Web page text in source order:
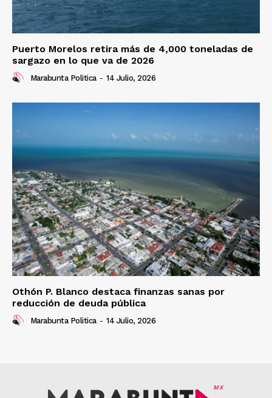
Puerto Morelos retira más de 4,000 toneladas de
sargazo en lo que va de 2026
Marabunta Politica - 14 Julio, 2026
Othón P. Blanco destaca finanzas sanas por
reducción de deuda pública
Marabunta Politica - 14 Julio, 2026
MX